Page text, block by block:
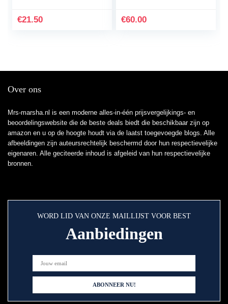
Vermindert Zichtbaar
€21.50 €60.00
Over ons
Mrs-marsha.nl is een moderne alles-in-één prijsvergelijkings- en
beoordelingswebsite die de beste deals biedt die beschikbaar zijn op
amazon en u op de hoogte houdt via de laatst toegevoegde blogs. Alle
afbeeldingen zijn auteursrechtelijk beschermd door hun respectievelijke
eigenaren. Alle geciteerde inhoud is afgeleid van hun respectievelijke
bronnen.
WORD LID VAN ONZE MAILLIJST VOOR BEST
Aanbiedingen